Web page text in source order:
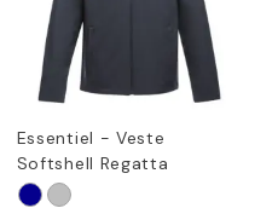
Essentiel - Veste
Softshell Regatta